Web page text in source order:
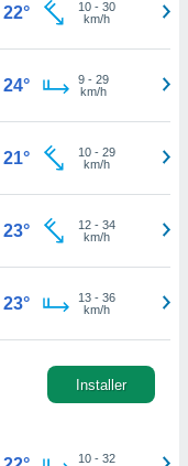
22° 10- 30
km/h
24° 9- 29
km/h
21° 10- 29
km/h
23° 12- 34
km/h
23° 13- 36
km/h
Installer
10- 32